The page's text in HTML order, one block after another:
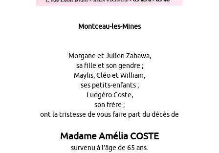
Montceau-les-Mines
Morgane et Julien Zabawa,
sa fille et son gendre ;
Maylis, Cléo et William,
ses petits-enfants ;
Ludgéro Coste,
son frère ;
ont la tristesse de vous faire part du décès de
Madame Amélia COSTE
survenu à l’âge de 65 ans.